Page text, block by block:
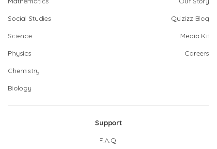
Social Studies
Science
Physics
Chemistry
Biology
Quizizz Blog
Media Kit
Careers
Support
F.A.Q.